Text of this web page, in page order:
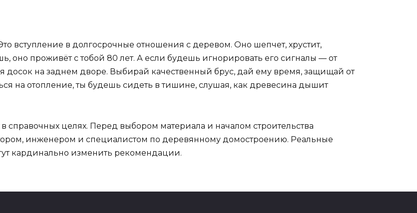
вступление в долгосрочные отношения с деревом. Оно шепчет, хрустит,
оно проживёт с тобой 80 лет. А если будешь игнорировать его сигналы — от
досок на заднем дворе. Выбирай качественный брус, дай ему время, защищай от
на отопление, ты будешь сидеть в тишине, слушая, как древесина дышит
целях. Перед выбором материала и началом строительства
инженером и специалистом по деревянному домостроению. Реальные
кардинально изменить рекомендации.